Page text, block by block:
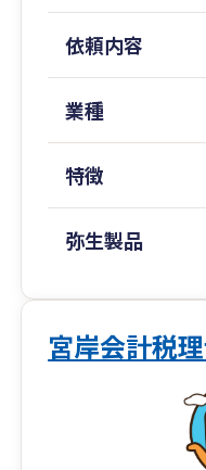
依頼内容
業種
特徴
弥生製品
宮岸会計税